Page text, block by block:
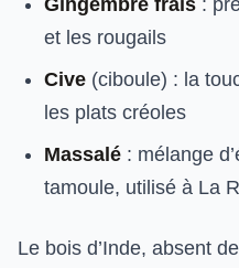
et les rougails
Cive (ciboule) : la
les plats créoles
Massalé : mélange
tamoule, utilisé à La
Le bois d’Inde, absent